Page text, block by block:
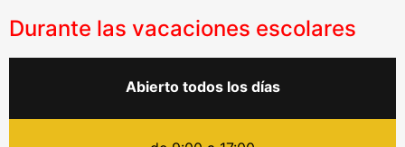
Durante las vacaciones escolares
Abierto todos los días